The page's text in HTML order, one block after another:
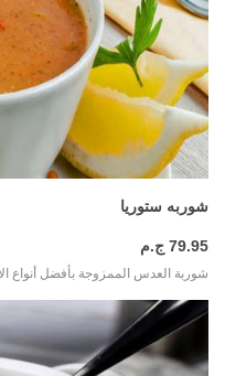
شوربه ستوريا
79.95 ج.م